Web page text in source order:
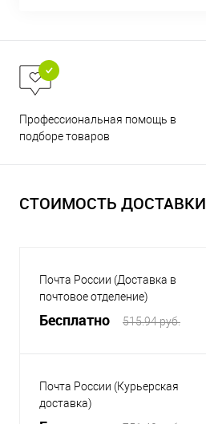
Профессиональная помощь в
подборе товаров
СТОИМОСТЬ ДОСТАВКИ
Почта России (Доставка в
почтовое отделение)
Бесплатно 515.94 руб.
Почта России (Курьерская
доставка)